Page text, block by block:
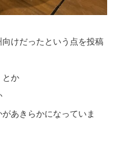
けだったという点を投稿
とか
あきらかになっていま